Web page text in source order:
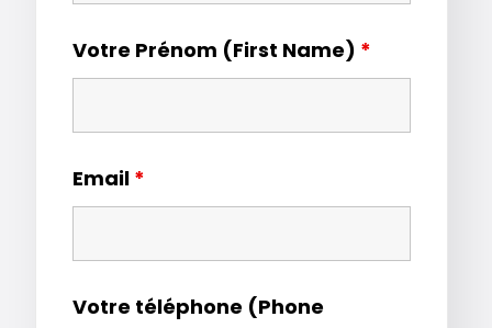
Votre Prénom (First Name) *
Email *
Votre téléphone (Phone